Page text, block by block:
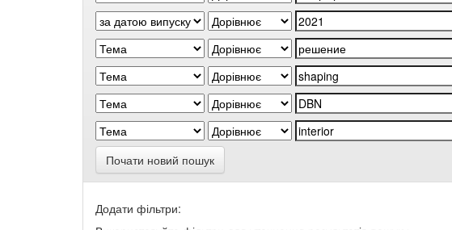
Почати новий пошук
Додати фільтри: